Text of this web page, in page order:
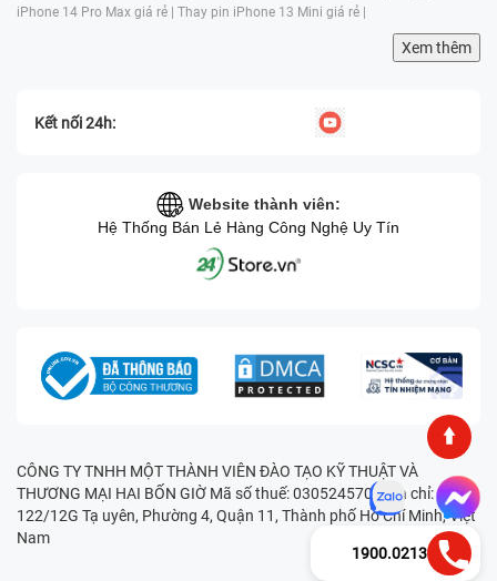
iPhone 14 Pro Max giá rẻ | Thay pin iPhone 13 Mini giá rẻ |
Xem thêm
Kết nối 24h:
Website thành viên:
Hệ Thống Bán Lẻ Hàng Công Nghệ Uy Tín
CÔNG TY TNHH MỘT THÀNH VIÊN ĐÀO TẠO KỸ THUẬT VÀ
THƯƠNG MẠI HAI BỐN GIỜ Mã số thuế: 0305245702 Địa chỉ:
122/12G Tạ uyên, Phường 4, Quận 11, Thành phố Hồ Chí Minh, Việt
Nam
1900.0213